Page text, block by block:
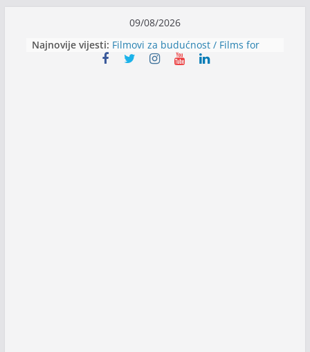
content
09/08/2026
Najnovije vijesti: Filmovi za budućnost / Films for
Future